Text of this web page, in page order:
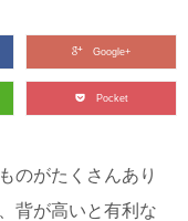
Google+
Pocket
のがたくさんあり
背が高いと有利な